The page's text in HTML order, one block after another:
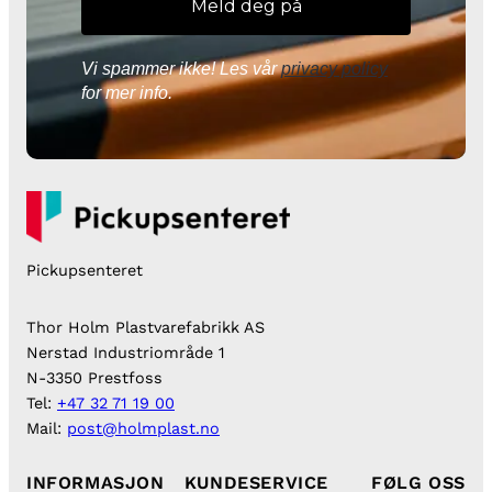
Vi spammer ikke! Les vårprivacy policy
for mer info.
Pickupsenteret
Thor Holm Plastvarefabrikk AS
Nerstad Industriområde 1
N-3350 Prestfoss
Tel: +47 32 71 19 00
Mail: post@holmplast.no
INFORMASJON KUNDESERVICE FØLG OSS